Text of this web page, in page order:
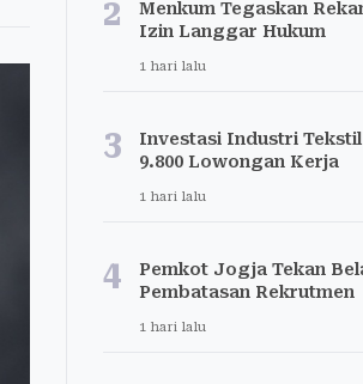
2
Menkum Tegaskan
Izin Langgar Hukum
1 hari lalu
3
Investasi Industri
9.800 Lowongan Kerja
1 hari lalu
4
Pemkot Jogja Tekan
Pembatasan Rekrutmen
1 hari lalu